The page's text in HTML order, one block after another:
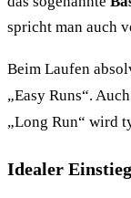
spricht man auch
Beim Laufen
„Easy Runs“.
„Long Run“ wird
Idealer